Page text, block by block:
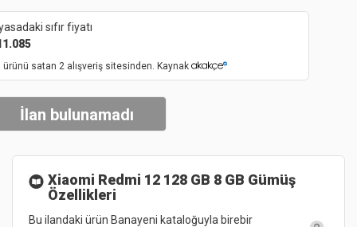
sıfır fiyatı
ürünü satan 2 alışveriş sitesinden. Kaynak
İlan bulunamadı
Xiaomi Redmi 12 128 GB 8 GB Gümüş
Özellikleri
Bu ilandaki ürün Banayeni kataloğuyla birebir